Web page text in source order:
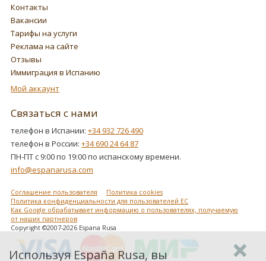
Контакты
Вакансии
Тарифы на услуги
Реклама на сайте
Отзывы
Иммиграция в Испанию
Мой аккаунт
Связаться с нами
телефон в Испании: +34 932 726 490
телефон в России: +34 690 24 64 87
ПН-ПТ с 9:00 по 19:00 по испанскому времени.
info@espanarusa.com
Соглашение пользователя
Политика cookies
Политика конфиденциальности для пользователей ЕС
Как Google обрабатывает информацию о пользователях, получаемую
от наших партнеров
Copyright ©2007-2026 Espana Rusa
Используя España Rusa, вы